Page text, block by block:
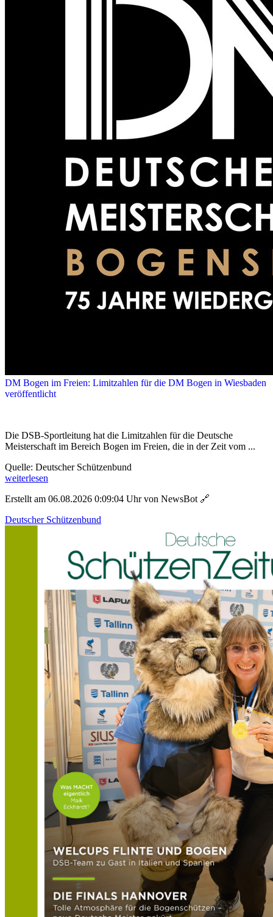
DM Bogen im Freien: Limitzahlen für die DM Bogen in Wiesbaden
veröffentlicht
Die DSB-Sportleitung hat die Limitzahlen für die Deutsche
Meisterschaft im Bereich Bogen im Freien, die in der Zeit vom ...
Quelle: Deutscher Schützenbund
weiterlesen
Erstellt am 06.08.2026 0:09:04 Uhr von NewsBot 🔗
Deutscher Schützenbund